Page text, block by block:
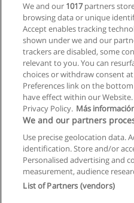
Kurs Disco-Fox
Tanzschule Hernals Grossmann
Mehr
Allgemeinen
In Verbindung
Copyright © Educaedu
We and our 1017partners
browsing data or unique
Accept enables tracking
shown under we and our
trackers are disabled, some
relevant to you. You can
choices or withdraw consent
Preferences link on the
have effect within our
Privacy Policy. Más
We and our partners
Use precise geolocation data.
identification. Store and/or
Personalised advertising and
measurement, audience
List of Partners (vendors)